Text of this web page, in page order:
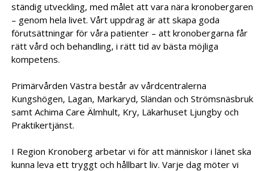
ständig utveckling, med målet att vara nära kronobergaren
– genom hela livet. Vårt uppdrag är att skapa goda
förutsättningar för våra patienter – att kronobergarna får
rätt vård och behandling, i rätt tid av bästa möjliga
kompetens.
Primärvården Västra består av vårdcentralerna
Kungshögen, Lagan, Markaryd, Sländan och Strömsnäsbruk
samt Achima Care Älmhult, Kry, Läkarhuset Ljungby och
Praktikertjänst.
I Region Kronoberg arbetar vi för att människor i länet ska
kunna leva ett tryggt och hållbart liv. Varje dag möter vi